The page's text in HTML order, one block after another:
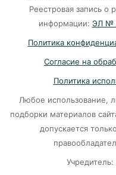
В Telegram
Чёрные флаги на
нельзя купаться
Евросоюз
Реестровая запись о
информации: ЭЛ №
Политика
Согласие на
Политика
Любое использование,
подборки материалов
допускается